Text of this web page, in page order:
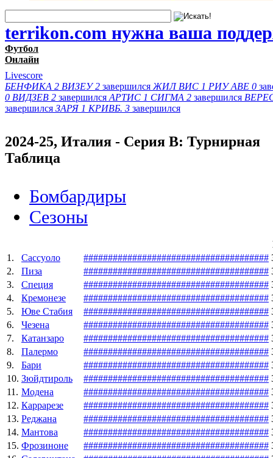
terrikon.com нужна ваша
Футбол
Онлайн
Livescore
БЕНФИКА 2 ВИЗЕУ 2 завершился ЖИЛ ВИС 1 РИУ АВЕ 0
0 ВИДЗЕВ 2 завершился АРТИС 1 СИГМА 2 завершился
завершился ЗАРЯ 1 КРИВБ. 3 завершился
2024-25, Италия - Серия В: Турнирная
Таблица
Бомбардиры
Сезоны
1.
Сассуоло ######################################
2.
Пиза ######################################
3.
Специя ######################################
4.
Кремонезе ######################################
5.
Юве Стабия ######################################
6.
Чезена ######################################
7.
Катанзаро ######################################
8.
Палермо ######################################
9.
Бари ######################################
10. Зюйдтироль ######################################
11. Модена ######################################
12. Каррарезе ######################################
13. Реджана ######################################
14. Мантова ######################################
15. Фрозиноне ######################################